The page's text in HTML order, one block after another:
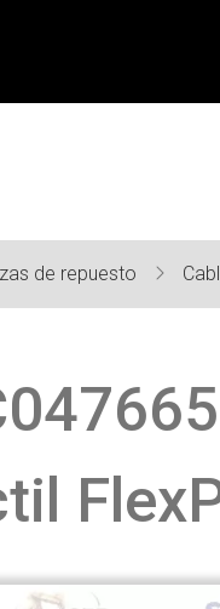
de repuesto